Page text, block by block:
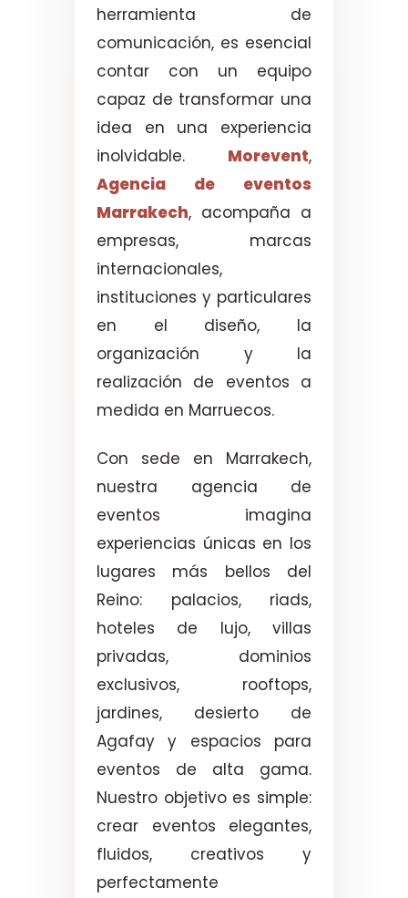
herramienta de
comunicación, es esencial
contar con un equipo
capaz de transformar una
idea en una experiencia
inolvidable. Morevent,
Agencia de eventos
Marrakech, acompaña a
empresas, marcas
internacionales,
instituciones y particulares
en el diseño, la
organización y la
realización de eventos a
medida en Marruecos.
Con sede en Marrakech,
nuestra agencia de
eventos imagina
experiencias únicas en los
lugares más bellos del
Reino: palacios, riads,
hoteles de lujo, villas
privadas, dominios
exclusivos, rooftops,
jardines, desierto de
Agafay y espacios para
eventos de alta gama.
Nuestro objetivo es simple:
crear eventos elegantes,
fluidos, creativos y
perfectamente